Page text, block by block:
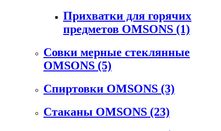
Прихватки для горячих
предметов OMSONS (1)
Совки мерные стеклянные
OMSONS (5)
Спиртовки OMSONS (3)
Стаканы OMSONS (23)